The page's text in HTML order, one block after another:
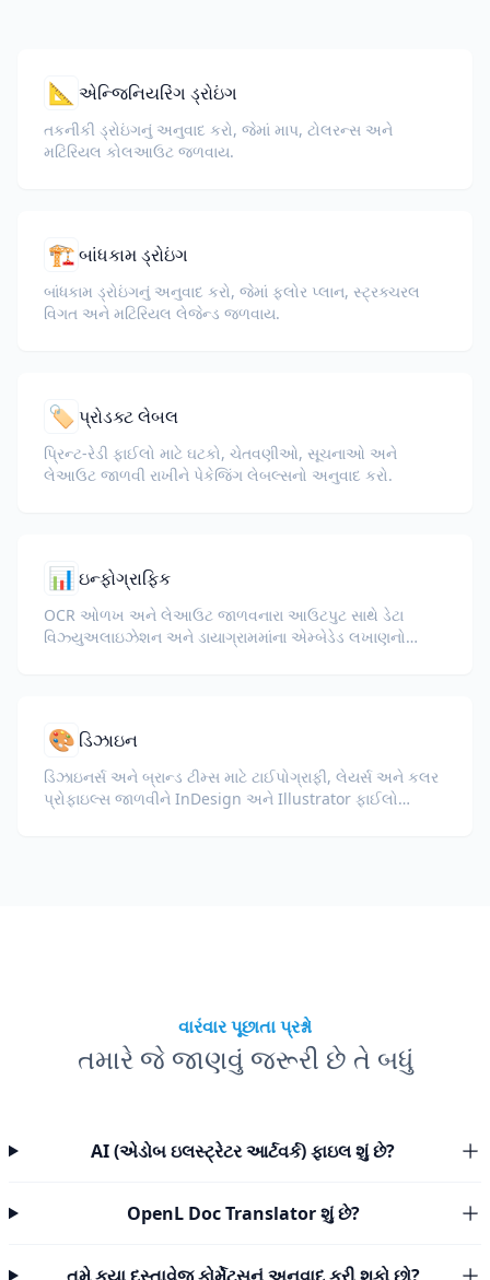
📐 એન્જિનિયરિંગ ડ્રોઇંગ
તકનીકી ડ્રોઇંગનું અનુવાદ કરો, જેમાં માપ, ટોલરન્સ અને
મટિરિયલ કોલઆઉટ જળવાય.
🏗️બાંધકામ ડ્રોઇંગ
બાંધકામ ડ્રોઇંગનું અનુવાદ કરો, જેમાં ફ્લોર પ્લાન, સ્ટ્રક્ચરલ
વિગત અને મટિરિયલ લેજેન્ડ જળવાય.
🏷️પ્રોડક્ટ લેબલ
પ્રિન્ટ-રેડી ફાઈલો માટે ઘટકો, ચેતવણીઓ, સૂચનાઓ અને
લેઆઉટ જાળવી રાખીને પેકેજિંગ લેબલ્સનો અનુવાદ કરો.
📊 ઇન્ફોગ્રાફિક
OCR ઓળખ અને લેઆઉટ જાળવનારા આઉટપુટ સાથે ડેટા
વિઝ્યુઅલાઇઝેશન અને ડાયાગ્રામમાંના એમ્બેડેડ લખાણનો
🎨 ડિઝાઇન
ડિઝાઇનર્સ અને બ્રાન્ડ ટીમ્સ માટે ટાઈપોગ્રાફી, લેયર્સ અને કલર
પ્રોફાઇલ્સ જાળવીને InDesign અને Illustrator ફાઈલો
વારંવાર પૂછાતા પ્રશ્નો
તમારે જે જાણવું જરૂરી છે તે બધું
AI (એડોબ ઇલસ્ટ્રેટર આર્ટવર્ક) ફાઇલ શું છે?
OpenL Doc Translator શું છે?